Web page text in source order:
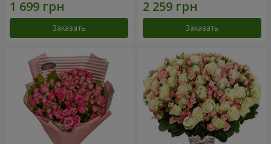
Заказать Заказать